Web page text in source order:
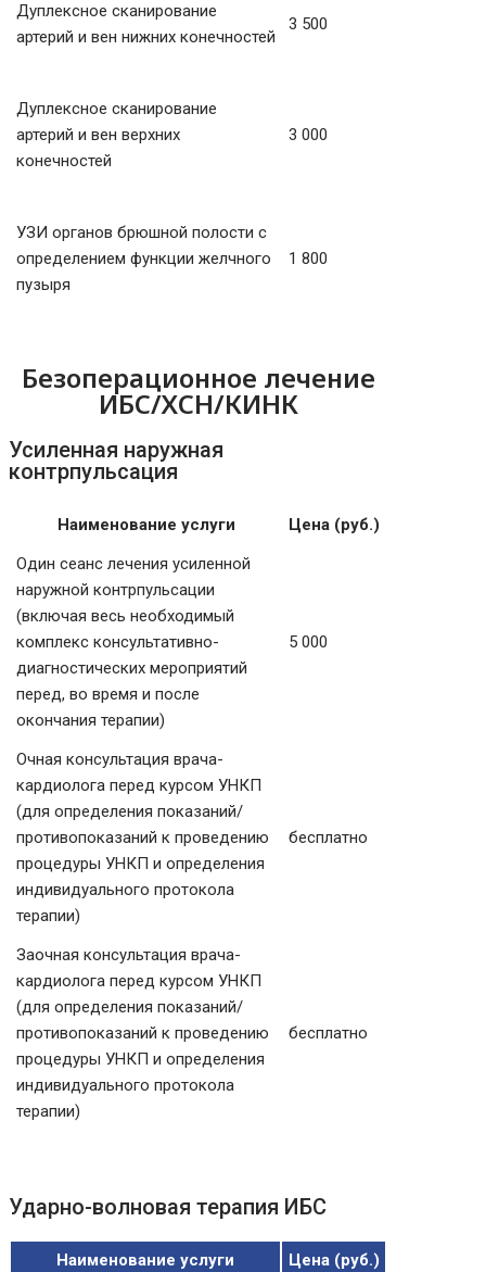
Дуплексное сканирование
артерий и вен нижних конечностей
3 500
Дуплексное сканирование
артерий и вен верхних
конечностей
3 000
УЗИ органов брюшной полости с
определением функции желчного
пузыря
1 800
Безоперационное лечение
ИБС/ХСН/КИНК
Усиленная наружная
контрпульсация
Наименование услуги
Цена (руб.)
Один сеанс лечения усиленной
наружной контрпульсации
(включая весь необходимый
комплекс консультативно-
диагностических мероприятий
перед, во время и после
окончания терапии)
5 000
Очная консультация врача-
кардиолога перед курсом УНКП
(для определения показаний/
противопоказаний к проведению
процедуры УНКП и определения
индивидуального протокола
терапии)
бесплатно
Заочная консультация врача-
кардиолога перед курсом УНКП
(для определения показаний/
противопоказаний к проведению
процедуры УНКП и определения
индивидуального протокола
терапии)
бесплатно
Ударно-волновая терапия ИБС
Наименование услуги
Цена (руб.)